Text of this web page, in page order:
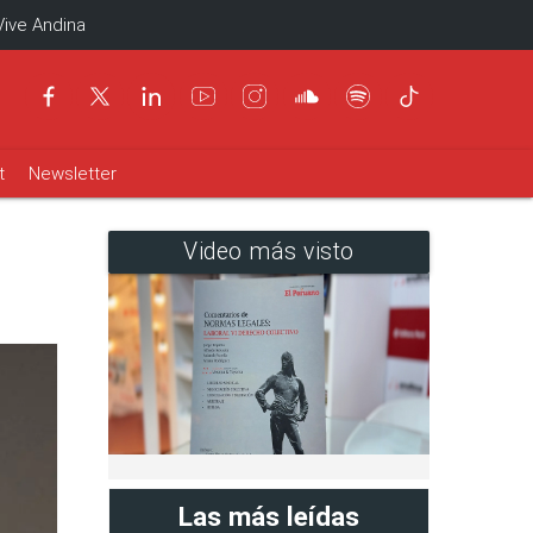
Andina
Newsletter
Video más visto
Las más leídas